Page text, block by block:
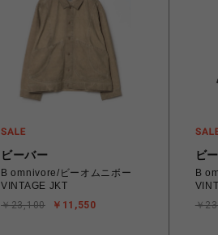
ビーバー
B omnivore/ビーオムニボー
VINTAGE JKT
￥11,550
￥23,100
ビ
B
￥